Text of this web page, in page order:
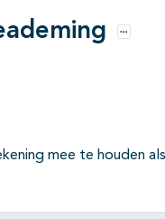
Opties
mee te houden